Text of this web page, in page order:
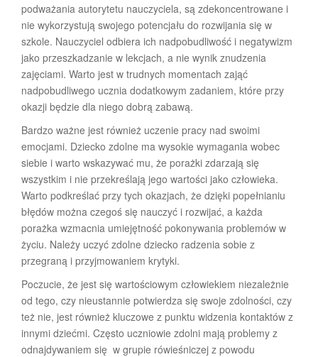
podważania autorytetu nauczyciela, są zdekoncentrowane i
nie wykorzystują swojego potencjału do rozwijania się w
szkole. Nauczyciel odbiera ich nadpobudliwość i negatywizm
jako przeszkadzanie w lekcjach, a nie wynik znudzenia
zajęciami. Warto jest w trudnych momentach zająć
nadpobudliwego ucznia dodatkowym zadaniem, które przy
okazji będzie dla niego dobrą zabawą.
Bardzo ważne jest również uczenie pracy nad swoimi
emocjami. Dziecko zdolne ma wysokie wymagania wobec
siebie i warto wskazywać mu, że porażki zdarzają się
wszystkim i nie przekreślają jego wartości jako człowieka.
Warto podkreślać przy tych okazjach, że dzięki popełnianiu
błędów można czegoś się nauczyć i rozwijać, a każda
porażka wzmacnia umiejętność pokonywania problemów w
życiu. Należy uczyć zdolne dziecko radzenia sobie z
przegraną i przyjmowaniem krytyki.
Poczucie, że jest się wartościowym człowiekiem niezależnie
od tego, czy nieustannie potwierdza się swoje zdolności, czy
też nie, jest również kluczowe z punktu widzenia kontaktów z
innymi dziećmi. Często uczniowie zdolni mają problemy z
odnajdywaniem się w grupie rówieśniczej z powodu